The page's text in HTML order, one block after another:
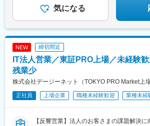
気になる
NEW 締切間近
IT法人営業／東証PRO上場／未経験
残業少
株式会社デージーネット（TOKYO PRO Market上場
正社員 上場企業 職種未経験歓迎 業種未経
【反響営業】法人のお客さまの課題解決